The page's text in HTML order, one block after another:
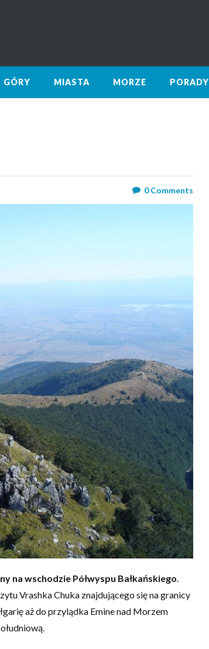
GÓRY MIASTA MORZE PORADY
0Comments
na wschodzie Półwyspu Bałkańskiego.
Vrashka Chuka znajdującego się na granicy
aż do przylądka Emine nad Morzem